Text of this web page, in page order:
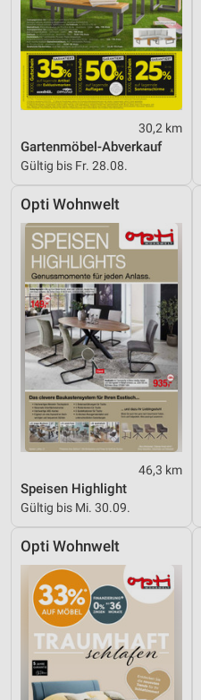
30,2 km
Gartenmöbel-Abverkauf
Gültig bis Fr. 28.08.
Opti Wohnwelt
46,3 km
Speisen Highlight
Gültig bis Mi. 30.09.
Opti Wohnwelt